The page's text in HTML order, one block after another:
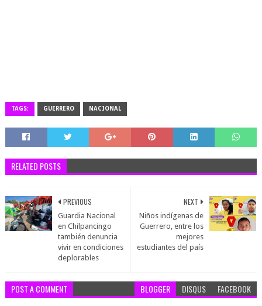
TAGS: GUERRERO NACIONAL
RELATED POSTS
NEXT
Niños indígenas de
Guerrero, entre los
mejores
estudiantes del país
PREVIOUS
Guardia Nacional
en Chilpancingo
también denuncia
vivir en condiciones
deplorables
POST A COMMENT BLOGGER DISQUS FACEBOOK